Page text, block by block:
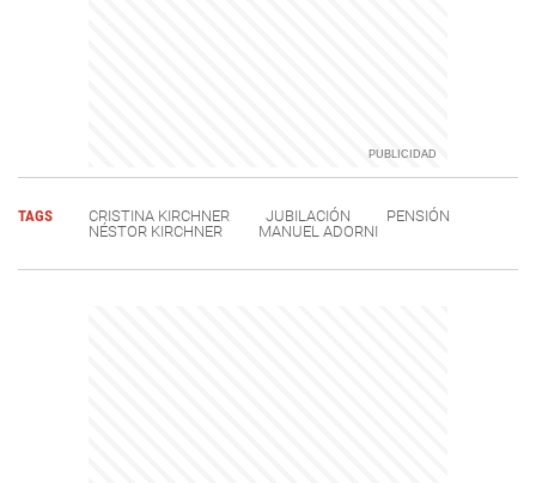
TAGS CRISTINA KIRCHNER JUBILACIÓN
PENSIÓN
NÉSTOR KIRCHNER
MANUEL ADORNI